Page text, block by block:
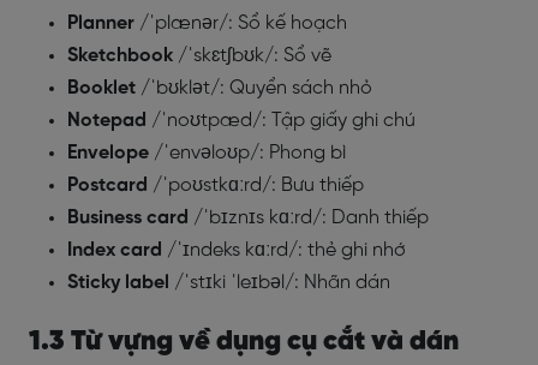
Planner /ˈplænər/: Sổ kế hoạch
Sketchbook /ˈskɛtʃbʊk/: Sổ vẽ
Booklet /ˈbʊklət/: Quyển sách nhỏ
Notepad /ˈnoʊtpæd/: Tập giấy ghi chú
Envelope /ˈenvəloʊp/: Phong bì
Postcard /ˈpoʊstkɑːrd/: Bưu thiếp
Business card /ˈbɪznɪs kɑːrd/: Danh thiếp
Index card /ˈɪndeks kɑːrd/: thẻ ghi nhớ
Sticky label /ˈstɪki ˈleɪbəl/: Nhãn dán
1.3 Từ vựng về dụng cụ cắt và dán